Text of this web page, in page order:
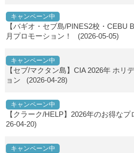
キャンペーン中
【バギオ・セブ島/PINES2校・CEBU
月プロモーション！
(2026-05-05)
キャンペーン中
【セブ/マクタン島】CIA 2026年 ホリ
ョン
(2026-04-28)
キャンペーン中
【クラーク/HELP】2026年のお得なプ
26-04-20)
キャンペーン中